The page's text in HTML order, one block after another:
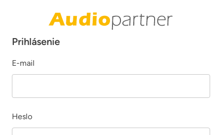
Prihlásenie
E-mail
Heslo